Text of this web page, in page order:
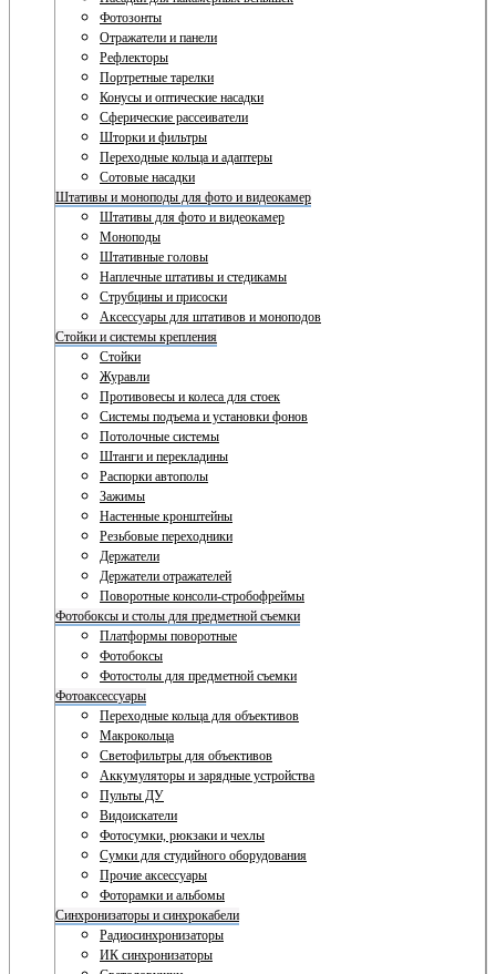
Фотозонты
Отражатели и панели
Рефлекторы
Портретные тарелки
Конусы и оптические насадки
Сферические рассеиватели
Шторки и фильтры
Переходные кольца и адаптеры
Сотовые насадки
Штативы и моноподы для фото и видеокамер
Штативы для фото и видеокамер
Моноподы
Штативные головы
Наплечные штативы и стедикамы
Струбцины и присоски
Аксессуары для штативов и моноподов
Стойки и системы крепления
Стойки
Журавли
Противовесы и колеса для стоек
Системы подъема и установки фонов
Потолочные системы
Штанги и перекладины
Распорки автополы
Зажимы
Настенные кронштейны
Резьбовые переходники
Держатели
Держатели отражателей
Поворотные консоли-стробофреймы
Фотобоксы и столы для предметной съемки
Платформы поворотные
Фотобоксы
Фотостолы для предметной съемки
Фотоаксессуары
Переходные кольца для объективов
Макрокольца
Светофильтры для объективов
Аккумуляторы и зарядные устройства
Пульты ДУ
Видоискатели
Фотосумки, рюкзаки и чехлы
Сумки для студийного оборудования
Прочие аксессуары
Фоторамки и альбомы
Синхронизаторы и синхрокабели
Радиосинхронизаторы
ИК синхронизаторы